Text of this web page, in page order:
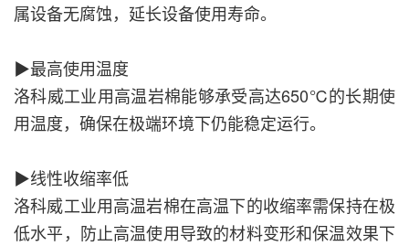
属设备无腐蚀，延长设备使用寿命。
▶最高使用温度
洛科威工业用高温岩棉能够承受高达650℃的长期使
用温度，确保在极端环境下仍能稳定运行。
▶线性收缩率低
洛科威工业用高温岩棉在高温下的收缩率需保持在极
低水平，防止高温使用导致的材料变形和保温效果下